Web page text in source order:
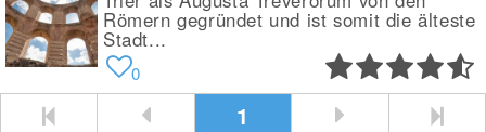
Römern gegründet und ist somit die älteste
Stadt...
0
1